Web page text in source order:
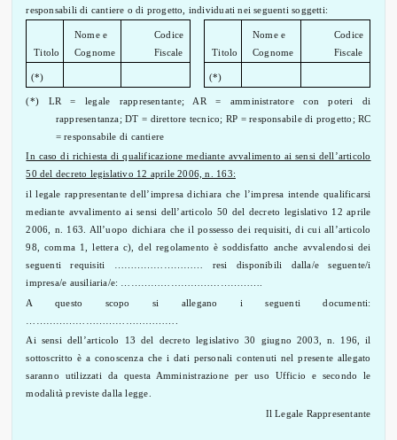
responsabili di cantiere o di progetto, individuati nei seguenti soggetti:
Titolo
Nome e
Cognome
Codice
Fiscale
Titolo
Nome e
Cognome
Codice
Fiscale
(*) (*)
(*) LR = legale rappresentante; AR = amministratore con poteri di
rappresentanza; DT = direttore tecnico; RP = responsabile di progetto; RC
= responsabile di cantiere
In caso di richiesta di qualificazione mediante avvalimento ai sensi dell’articolo
50 del decreto legislativo 12 aprile 2006, n. 163:
il legale rappresentante dell’impresa dichiara che l’impresa intende qualificarsi
mediante avvalimento ai sensi dell’articolo 50 del decreto legislativo 12 aprile
2006, n. 163. All’uopo dichiara che il possesso dei requisiti, di cui all’articolo
98, comma 1, lettera c), del regolamento è soddisfatto anche avvalendosi dei
seguenti requisiti ……………………… resi disponibili dalla/e seguente/i
impresa/e ausiliaria/e: …………………………………….
A questo scopo si allegano i seguenti documenti:
Ai sensi dell’articolo 13 del decreto legislativo 30 giugno 2003, n. 196, il
sottoscritto è a conoscenza che i dati personali contenuti nel presente allegato
saranno utilizzati da questa Amministrazione per uso Ufficio e secondo le
modalità previste dalla legge.
Il Legale Rappresentante